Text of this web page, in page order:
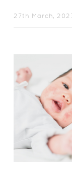
爸媽帶來了 ...
27th March,